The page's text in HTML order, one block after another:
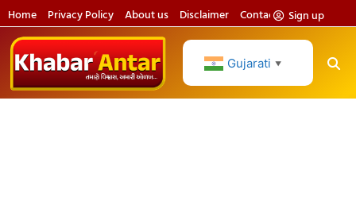
Home Privacy Policy About us Disclaimer Contact usSign up
Gujarati ▼